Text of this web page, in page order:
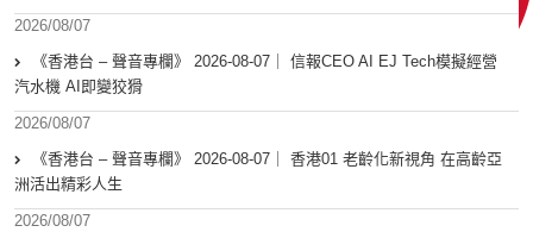
2026/08/07
《香港台 – 聲音專欄》 2026-08-07｜ 信報CEO AI EJ Tech模擬經營
汽水機 AI即變狡猾
2026/08/07
《香港台 – 聲音專欄》 2026-08-07｜ 香港01 老齡化新視角 在高齡亞
洲活出精彩人生
2026/08/07